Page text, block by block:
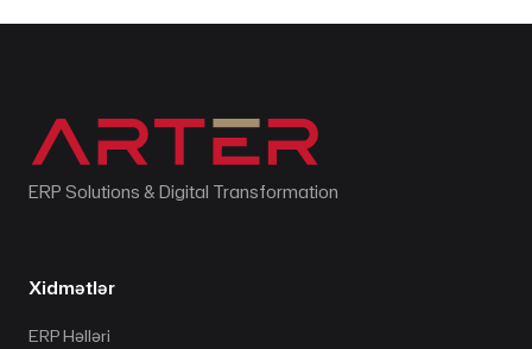
ERP Solutions & Digital Transformation
Xidmətlər
ERP Həlləri